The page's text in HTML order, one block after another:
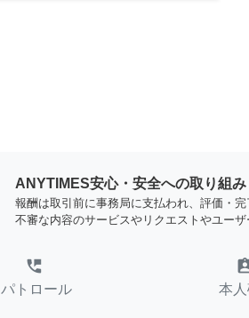
ANYTIMES安心・安全への取り組み
報酬は取引前に事務局に支払われ、評価・
不審な内容のサービスやリクエストやユー
perm_phone_msg
パトロール 本